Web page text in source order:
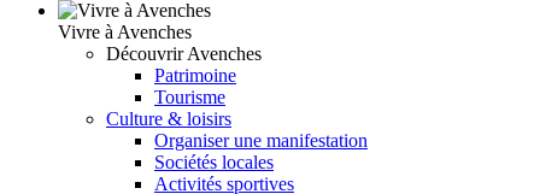
Vivre à Avenches
Découvrir Avenches
Patrimoine
Tourisme
Culture & loisirs
Organiser une manifestation
Sociétés locales
Activités sportives